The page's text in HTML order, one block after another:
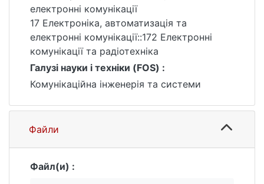
впровадження мереж 5G операторами
зв'язку, що дасть можливість значно
підвищити якість обслуговування і
задоволеність кінцевих користувачів.
Передбачається, що розроблені моделі та
алгоритми нададуть можливість
забезпечити високий рівень взаємодії між
різними компонентами мережі,
підвищити загальну продуктивність
систем
IoT.
електронні комунікації
17 Електроніка, автоматизація та
електронні комунікації::172 Електронні
комунікації та радіотехніка
Галузі науки і техніки (FOS) :
Комунікаційна інженерія та системи
Файли
Файл(и) :